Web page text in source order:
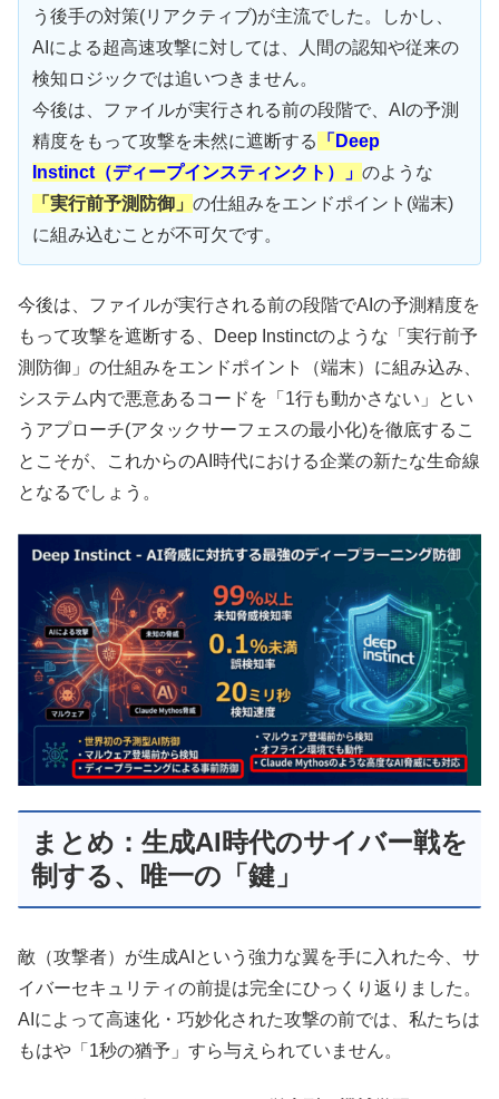
う後手の対策(リアクティブ)が主流でした。しかし、
AIによる超高速攻撃に対しては、人間の認知や従来の
検知ロジックでは追いつきません。
今後は、ファイルが実行される前の段階で、AIの予測
精度をもって攻撃を未然に遮断する
「Deep
Instinct（ディープインスティンクト）」 のような
「実行前予測防御」 の仕組みをエンドポイント(端末)
に組み込むことが不可欠です。
今後は、ファイルが実行される前の段階でAIの予測精度を
もって攻撃を遮断する、Deep Instinctのような「実行前予
測防御」の仕組みをエンドポイント（端末）に組み込み、
システム内で悪意あるコードを「1行も動かさない」とい
うアプローチ(アタックサーフェスの最小化)を徹底するこ
とこそが、これからのAI時代における企業の新たな生命線
となるでしょう。
まとめ：生成AI時代のサイバー戦を
制する、唯一の「鍵」
敵（攻撃者）が生成AIという強力な翼を手に入れた今、サ
イバーセキュリティの前提は完全にひっくり返りました。
AIによって高速化・巧妙化された攻撃の前では、私たちは
もはや「1秒の猶予」すら与えられていません。